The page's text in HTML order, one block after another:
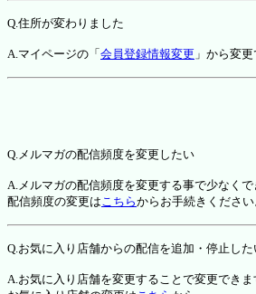
Q.住所が変わりました
A.マイページの「 会員登録情報変更 」から変更
Q.メルマガの配信頻度を変更したい
A.メルマガの配信頻度を変更する事で少なくで
配信頻度の変更はこちらからお手続きください
Q.お気に入り店舗からの配信を追加・停止した
A.お気に入り店舗を変更することで変更できま